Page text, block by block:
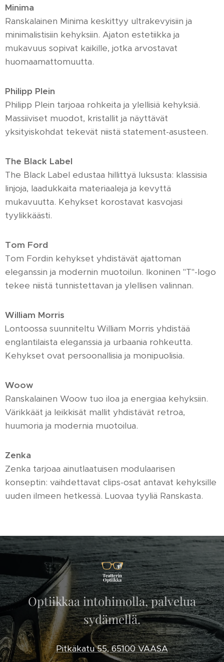
Minima
Ranskalainen Minima keskittyy ultrakevyisiin ja
minimalistisiin kehyksiin. Ajaton estetiikka ja
mukavuus sopivat kaikille, jotka arvostavat
huomaamattomuutta.
Philipp Plein
Philipp Plein tarjoaa rohkeita ja ylellisiä kehyksiä.
Massiiviset muodot, kristallit ja näyttävät
yksityiskohdat tekevät niistä statement-asusteen.
The Black Label
The Black Label edustaa hillittyä luksusta: klassisia
linjoja, laadukkaita materiaaleja ja kevyttä
mukavuutta. Kehykset korostavat kasvojasi
tyylikkäästi.
Tom Ford
Tom Fordin kehykset yhdistävät ajattoman
eleganssin ja modernin muotoilun. Ikoninen "T"-logo
tekee niistä tunnistettavan ja ylellisen valinnan.
William Morris
Lontoossa suunniteltu William Morris yhdistää
englantilaista eleganssia ja urbaania rohkeutta.
Kehykset ovat persoonallisia ja monipuolisia.
Woow
Ranskalainen Woow tuo iloa ja energiaa kehyksiin.
Värikkäät ja leikkisät mallit yhdistävät retroa,
huumoria ja modernia muotoilua.
Zenka
Zenka tarjoaa ainutlaatuisen modulaarisen
konseptin: vaihdettavat clips-osat antavat kehyksille
uuden ilmeen hetkessä. Luovaa tyyliä Ranskasta.
Optiikkaa intohimolla, palvelua
sydämellä.
Pitkäkatu 55, 65100 VAASA